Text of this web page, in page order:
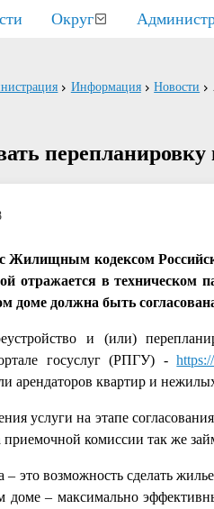
Округ
Информация Новости
Жилищным кодексом
отражается в
доме должна быть
и (или)
госуслуг (РПГУ) -
арендаторов квартир и
услуги на этапе
приемочной комиссии так же
– это возможность сделать
доме – максимально